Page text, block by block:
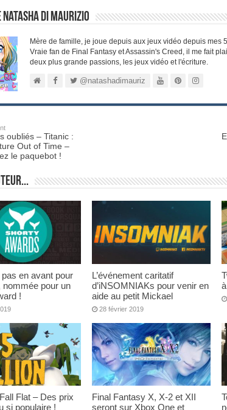
Natasha Di Maurizio
Mère de famille, je joue depuis aux jeux vidéo depuis mes
Vraie fan de Final Fantasy et Assassin's Creed, il me fait
deux plus grande passions, les jeux vidéo et l'écriture.
@natashadimauriz
oubliés – Titanic :
Out of Time –
le paquebot !
en avant pour
nommée pour un
!
L’événement caritatif
d’iNSOMNIAKs pour venir en
aide au petit Mickael
28 février 2019
Flat – Des prix
si populaire !
Final Fantasy X, X-2 et XII
seront sur Xbox One et